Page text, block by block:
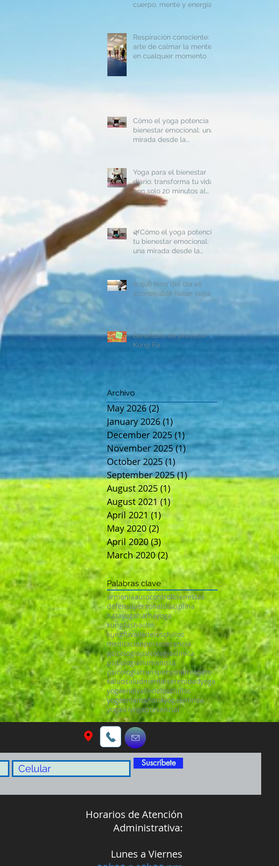
cuerpo, mente y energía
Respiración consciente: el
arte de calmar la mente
en cualquier momento
Cómo el yoga potencia tu
bienestar emocional: una
mirada desde la
Yoga para el bienestar
diario: transforma tu vida
con solo 20 minutos al
día
🌿Cómo el yoga potencia
tu bienestar emocional:
una mirada desde la
A qué hora del día es
aconsejable hacer yoga?
Beneficios de practicar
Kung Fu
Archivo
May 2026 (2) 2 posts
January 2026 (1)1 post
December 2025 (1)1 post
November 2025 (1)1 post
October 2025 (1)1 post
September 2025 (1)1 post
August 2025 (1) 1 post
August 2021 (1)1 post
April 2021 (1)1 post
May 2020 (2) 2 posts
April 2020 (3)3 posts
March 2020 (2)2 posts
Palabras clave
armoniaautocontrolbienestas
defensapersonaldisciplina
hatayogahathayoga
kungfushaolin
kungfuvalledeloschillos
meditacionperseverancia
psicologiapsicologiaclinica
psicologiahumanista
psicologiatranspersonalrespeto
saludsaludmentalserenidadyoga
yogaenelvalledeloschillos
yogaenlamañanayogaenlinea
yogaiciyogapresencial
Horarios de Atención
Administrativa:
Lunes a Viernes
Suscríbete